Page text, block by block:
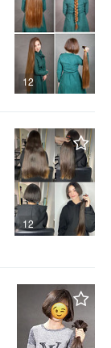
12
12